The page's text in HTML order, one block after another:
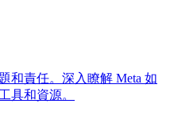
和責任。深入瞭解 Meta 如
具和資源。